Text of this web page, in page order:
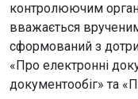
контролюючим
вважається
сформований з
«Про електронні
документообіг» та